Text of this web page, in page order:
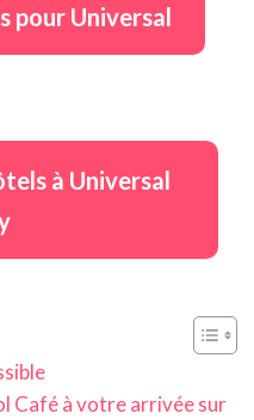
pour Universal
à Universal
Café à votre arrivée sur